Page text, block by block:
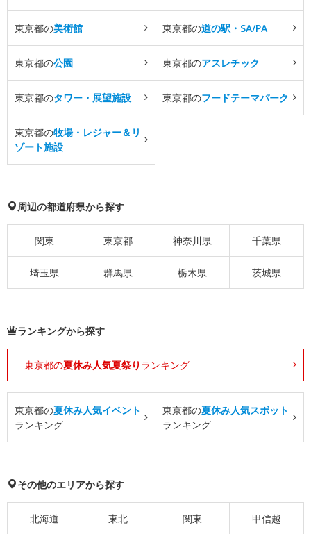
東京都の美術館 東京都の道の駅・SA/PA
東京都の公園 東京都のアスレチック
東京都のタワー・展望施設 東京都のフードテーマパーク
東京都の牧場・レジャー＆リ
ゾート施設
周辺の都道府県から探す
関東 東京都 神奈川県 千葉県
埼玉県 群馬県 栃木県 茨城県
ランキングから探す
東京都の夏休み人気夏祭り ランキング
東京都の夏休み人気イベント
ランキング
東京都の夏休み人気スポット
ランキング
その他のエリアから探す
北海道 東北 関東 甲信越